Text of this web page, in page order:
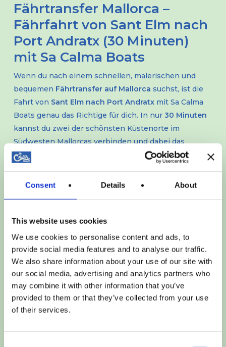
Consent Details About
This website uses cookies
We use cookies to personalise content and ads, to
provide social media features and to analyse our traffic.
We also share information about your use of our site with
our social media, advertising and analytics partners who
may combine it with other information that you’ve
provided to them or that they’ve collected from your use
of their services.
Fährtransfer Mallorca –
Fährfahrt von Sant Elm nach
Port Andratx (30 Minuten)
mit Sa Calma Boats
Wenn du nach einem schnellen, malerischen und
bequemen Fährtransfer auf Mallorca suchst, ist die
Fahrt von Sant Elm nach Port Andratx mit Sa Calma
Boats genau das Richtige für dich. In nur 30 Minuten
kannst du zwei der schönsten Küstenorte im
Südwesten Mallorcas verbinden und dabei das
Mittelmeer aus einer einzigartigen Perspektive
zu fahren, reist du auf dem Meer, umgeben von
Küstenausblicken und der friedlichen Atmosphäre,
die diesen Teil der Insel ausmacht.
Fähre von Sant Elm nach Port Andratx –
Die beste Verbindung über das Meer im
Südwesten Mallorcas
wichtige Orte: